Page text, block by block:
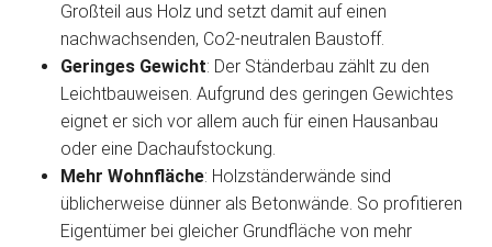
Großteil aus Holz und setzt damit auf einen
nachwachsenden, Co2-neutralen Baustoff.
Geringes Gewicht: Der Ständerbau zählt zu den
Leichtbauweisen. Aufgrund des geringen Gewichtes
eignet er sich vor allem auch für einen Hausanbau
oder eine Dachaufstockung.
Mehr Wohnfläche: Holzständerwände sind
üblicherweise dünner als Betonwände. So profitieren
Eigentümer bei gleicher Grundfläche von mehr